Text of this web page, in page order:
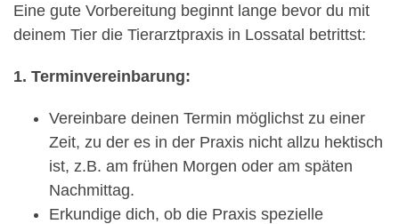
Eine gute Vorbereitung beginnt lange bevor du mit
deinem Tier die Tierarztpraxis in Lossatal betrittst:
1. Terminvereinbarung:
Vereinbare deinen Termin möglichst zu einer
Zeit, zu der es in der Praxis nicht allzu hektisch
ist, z.B. am frühen Morgen oder am späten
Nachmittag.
Erkundige dich, ob die Praxis spezielle